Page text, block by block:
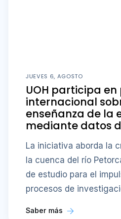
JUEVES 6, AGOSTO
UOH participa
internacional
enseñanza de la
mediante datos
La iniciativa aborda la
la cuenca del río
de estudio para el
procesos de
Saber más